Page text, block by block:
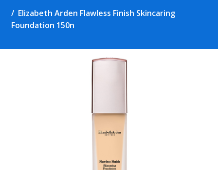
Elizabeth Arden Flawless Finish Skincaring
Foundation 150n